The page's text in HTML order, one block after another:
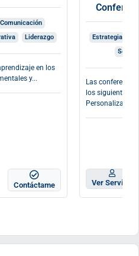
Comunicación
Liderazgo
en los
y...
Contáctame
Estrategia
Las
los siguientes
Personalizamos
Ver Servicio